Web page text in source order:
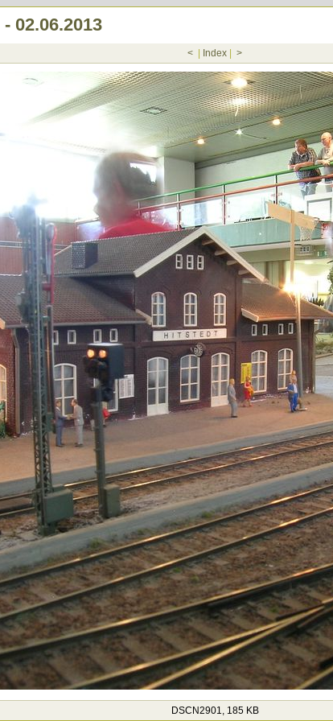
02.06.2013
< Index >
DSCN2901, 185 KB